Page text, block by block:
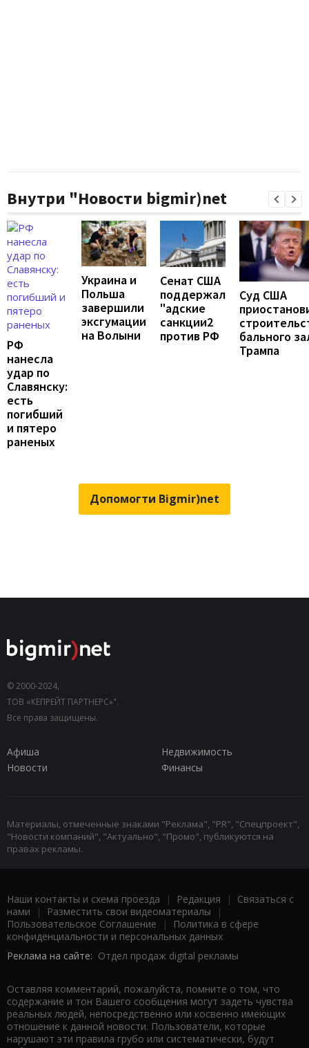
Внутри "Новости bigmir)net
РФ
нанесла
удар по
Славянску:
есть
погибший
и пятеро
раненых
Украина и
Польша
завершили
эксгумации
на Волыни
Сенат США
поддержал
"адские
санкции2
против РФ
Суд США
бального
Трампа
Допомогти Bigmir)net
© 2000-2024,
ТОВ «КЕПРЕЙТ ПАРТНЕРС»".
Все права защищены.
Афиша
Недвижимость
Новости
Финансы
Материалы, отмеченные знаками "Реклама", "PR", "Спецпроект",
"Новости компаний", "Актуально", "Промо", публикуются на
правах рекламы.
Наши контакты и схема проезда | Редакция | Связаться с
нами | Разместить свои видеоматериалы |
Пользовательское Соглашение |
Политика в сфере
конфиденциальности и персональных данных
Реклама на сайте: Отдел продаж digital рекламы
Оставляя комментарий, пожалуйста, помните о том, что
содержание и тон Вашего сообщения могут задеть чувства
реальных людей, непосредственно или косвенно имеющих
отношение к данной новости. Пользователи, которые
нарушают эти правила грубо или систематически, будут